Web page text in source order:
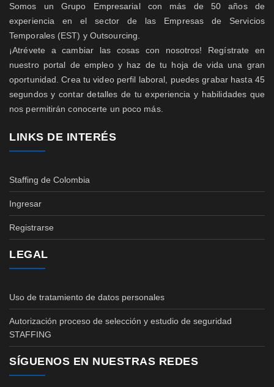
Somos un Grupo Empresarial con más de 50 años de
experiencia en el sector de las Empresas de Servicios
Temporales (EST) y Outsourcing.
¡Atrévete a cambiar las cosas con nosotros! Regístrate en
nuestro portal de empleo y haz de tu hoja de vida una gran
oportunidad. Crea tu video perfil laboral, puedes grabar hasta 45
segundos y contar detalles de tu experiencia y habilidades que
nos permitirán conocerte un poco más.
LINKS DE INTERÉS
Staffing de Colombia
Ingresar
Registrarse
LEGAL
Uso de tratamiento de datos personales
Autorización proceso de selección y estudio de seguridad
STAFFING
SÍGUENOS EN NUESTRAS REDES